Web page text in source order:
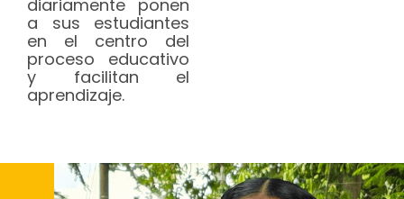
diariamente ponen
a sus estudiantes
en el centro del
proceso educativo
y facilitan el
aprendizaje.